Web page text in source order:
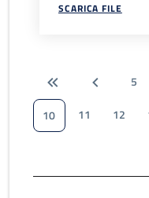
SCARICA FILE
5
10
11 12